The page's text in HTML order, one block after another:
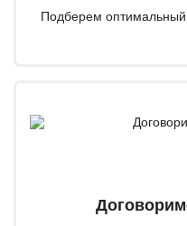
Подберем оптимальный